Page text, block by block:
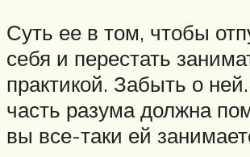
Суть ее в том, чтобы
себя и перестать
практикой. Забыть о
часть разума должна
вы все-таки ей